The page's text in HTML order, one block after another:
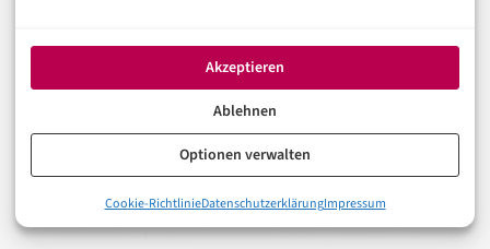
Akzeptieren
Ablehnen
Optionen verwalten
Cookie-RichtlinieDatenschutzerklärungImpressum
abarbeiten.
Eigenes Monitoring aufsetzen:
Transaktionserfolgsquoten und Webhook-Logs in
Echtzeit überwachen, Schwellenwert-Alerts
Redundanz prüfen:Ob eine Dual-Provider-Strategie
Warum der BSI-Alert mehr ist als eine Behördenmitteilung